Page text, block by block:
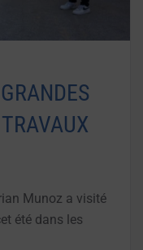
Munoz a visité
été dans les